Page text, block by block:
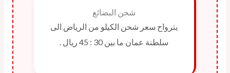
شحن البضائع
يترواح سعر شحن الكيلو من الرياض الى
سلطنة عمان ما بين 30 : 45 ريال .